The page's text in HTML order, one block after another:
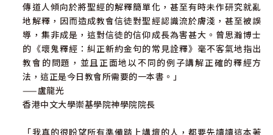
傳道人傾向於將聖經的解釋簡單化，甚至有時未作研究就亂
地解釋，因而造成教會信徒對聖經認識流於膚淺，甚至被誤
導，集非成是，這對信徒的信仰成長為害甚大。曾思瀚博士
的《壞鬼釋經：糾正新約金句的常見詮釋》毫不客氣地指出
教會的問題，並且正面地以不同的例子講解正確的釋經方
法，這正是今日教會所需要的一本書。」
——盧龍光
香港中文大學崇基學院神學院院長
「我真的很盼望所有準備踏上講壇的人，都要先讀讀這本著